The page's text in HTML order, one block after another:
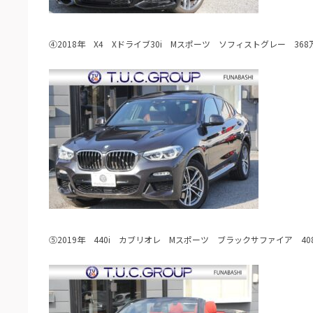
④2018年 X4 Xドライブ30i Mスポーツ ソフィストグレー 368
⑤2019年 440i カブリオレ Mスポーツ ブラックサファイア